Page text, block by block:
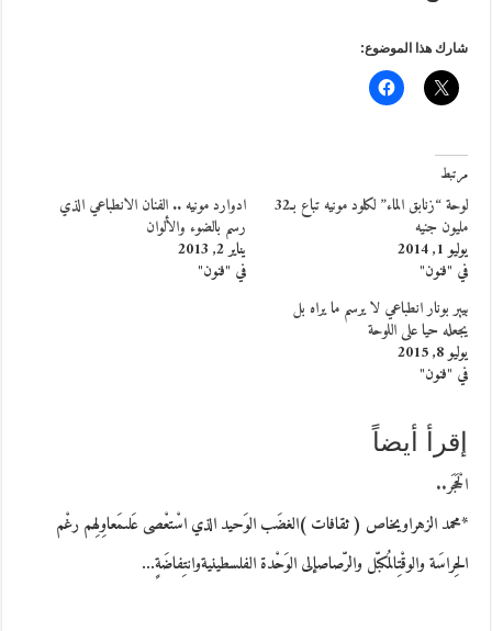
شارك هذا الموضوع:
مرتبط
لوحة “زنابق الماء” لكلود مونيه تباع بـ32
مليون جنيه
يوليو 1, 2014
في "فنون"
ادوارد مونيه .. الفنان الانطباعي الذي
رسم بالضوء والألوان
يناير 2, 2013
في "فنون"
بيير بونار انطباعي لا يرسم ما يراه بل
يجعله حيا على اللوحة
يوليو 8, 2015
في "فنون"
إقرأ أيضاً
الْحَجَر..
*محمد الزهراويخاص ( ثقافات )الغضَب الوَحيد الذي اسْتعْصى عَلىمَعاوِلِهم رغْم
الحِراسَة والوقْتِالمُكبّل والرّصاصإلى الوَحْدة الفلسطينيةوانتِفاضَةٍ…